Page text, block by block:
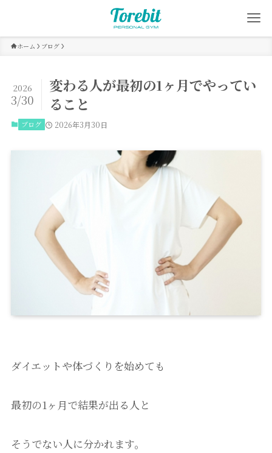
ホーム ブログ
変わる人が最初の1ヶ月でやってい
ること
2026
3/30
ブログ 2026年3月30日
ダイエットや体づくりを始めても
最初の1ヶ月で結果が出る人と
そうでない人に分かれます。